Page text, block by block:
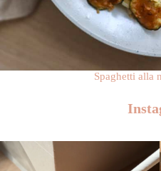
Spaghetti alla